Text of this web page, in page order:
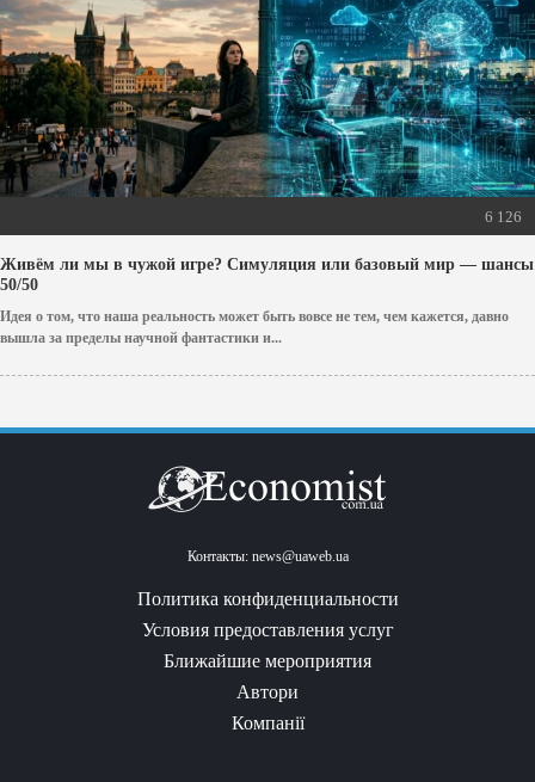
6 126
Живём ли мы в чужой игре? Симуляция или базовый мир — шансы
50/50
Идея о том, что наша реальность может быть вовсе не тем, чем кажется, давно
вышла за пределы научной фантастики и...
Контакты: news@uaweb.ua
Политика конфиденциальности
Условия предоставления услуг
Ближайшие мероприятия
Автори
Компанії